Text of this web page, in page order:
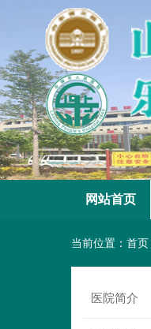
网站首页
当前位置： 首页
医院简介